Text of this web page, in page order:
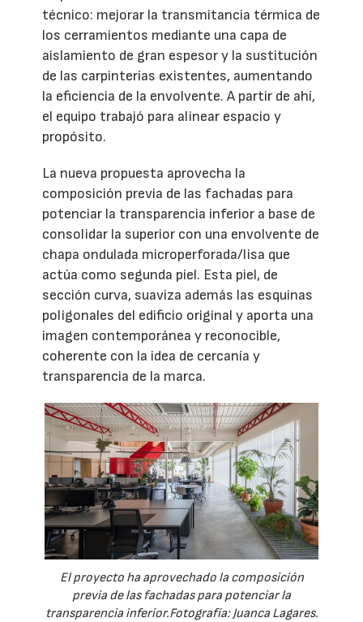
técnico: mejorar la transmitancia térmica de
los cerramientos mediante una capa de
aislamiento de gran espesor y la sustitución
de las carpinterías existentes, aumentando
la eficiencia de la envolvente. A partir de ahí,
el equipo trabajó para alinear espacio y
propósito.
La nueva propuesta aprovecha la
composición previa de las fachadas para
potenciar la transparencia inferior a base de
consolidar la superior con una envolvente de
chapa ondulada microperforada/lisa que
actúa como segunda piel. Esta piel, de
sección curva, suaviza además las esquinas
poligonales del edificio original y aporta una
imagen contemporánea y reconocible,
coherente con la idea de cercanía y
transparencia de la marca.
El proyecto ha aprovechado la composición
previa de las fachadas para potenciar la
transparencia inferior.Fotografía: Juanca Lagares.